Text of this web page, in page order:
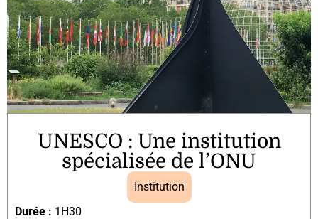
UNESCO : Une institution
spécialisée de l’ONU
Institution
Durée : 1H30